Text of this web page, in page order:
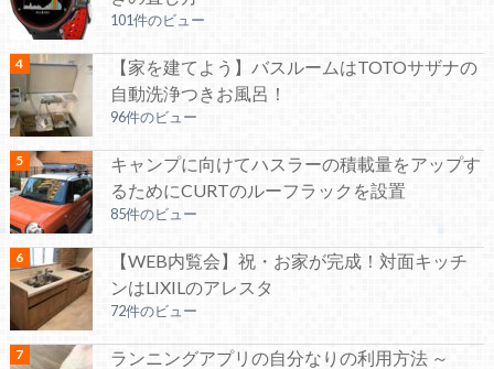
101件のビュー
【家を建てよう】バスルームはTOTOサザナの
自動洗浄つきお風呂！
96件のビュー
キャンプに向けてハスラーの積載量をアップす
るためにCURTのルーフラックを設置
85件のビュー
【WEB内覧会】祝・お家が完成！対面キッチ
ンはLIXILのアレスタ
72件のビュー
ランニングアプリの自分なりの利用方法 ～